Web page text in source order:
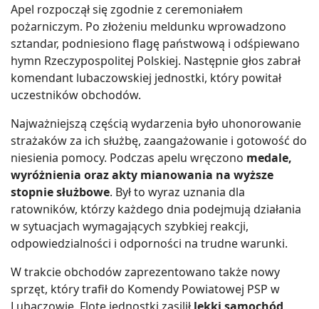
Apel rozpoczął się zgodnie z ceremoniałem
pożarniczym. Po złożeniu meldunku wprowadzono
sztandar, podniesiono flagę państwową i odśpiewano
hymn Rzeczypospolitej Polskiej. Następnie głos zabrał
komendant lubaczowskiej jednostki, który powitał
uczestników obchodów.
Najważniejszą częścią wydarzenia było uhonorowanie
strażaków za ich służbę, zaangażowanie i gotowość do
niesienia pomocy. Podczas apelu wręczono medale,
wyróżnienia oraz akty mianowania na wyższe
stopnie służbowe. Był to wyraz uznania dla
ratowników, którzy każdego dnia podejmują działania
w sytuacjach wymagających szybkiej reakcji,
odpowiedzialności i odporności na trudne warunki.
W trakcie obchodów zaprezentowano także nowy
sprzęt, który trafił do Komendy Powiatowej PSP w